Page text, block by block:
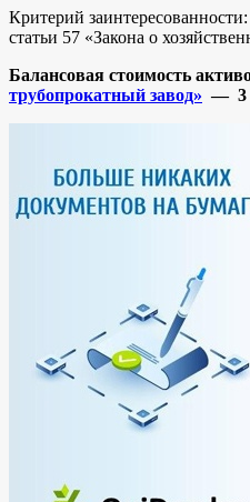
Критерий
статьи 57 «Закона о
Балансовая стоимость
трубопрокатный завод» — 3